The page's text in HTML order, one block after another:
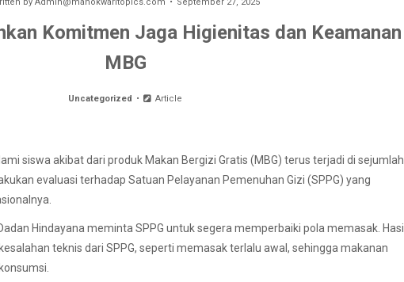
Komitmen Jaga Higienitas dan Keamanan
MBG
Uncategorized Article
siswa akibat dari produk Makan Bergizi Gratis (MBG) terus terjadi di sejumlah
evaluasi terhadap Satuan Pelayanan Pemenuhan Gizi (SPPG) yang
Hindayana meminta SPPG untuk segera memperbaiki pola memasak. Hasil
teknis dari SPPG, seperti memasak terlalu awal, sehingga makanan